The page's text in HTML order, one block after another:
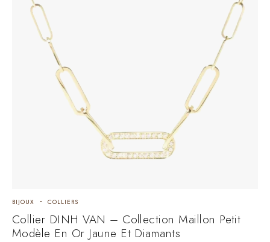
BIJOUX COLLIERS
Collier DINH VAN – Collection Maillon Petit
Modèle En Or Jaune Et Diamants